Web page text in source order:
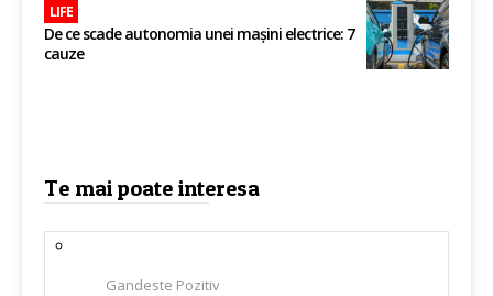
LIFE
De ce scade autonomia unei mașini electrice: 7
cauze
Te mai poate interesa
Gandeste Pozitiv